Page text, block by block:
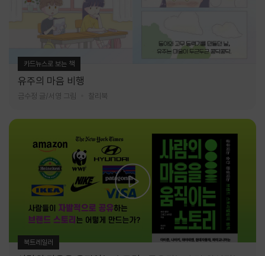
카드뉴스로 보는 책
유주의 마음 비행
금수정 글/서영 그림 찰리북
북트레일러